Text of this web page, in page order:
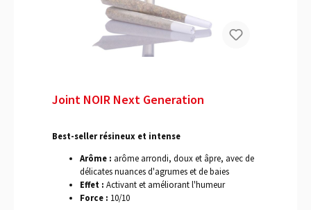
Joint NOIR Next Generation
Best-seller résineux et intense
Arôme : arôme arrondi, doux et âpre, avec de
délicates nuances d'agrumes et de baies
Effet : Activant et améliorant l'humeur
Force : 10/10